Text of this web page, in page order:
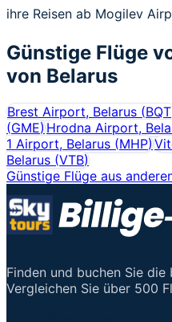
ihre Reisen ab Mogilev
Günstige Flüge
von Belarus
Brest Airport, Belarus (BQT
(GME)Hrodna Airport,
1 Airport, Belarus (MHP)
Belarus (VTB)
Günstige Flüge aus
Finden und buchen Sie
Vergleichen Sie über 500